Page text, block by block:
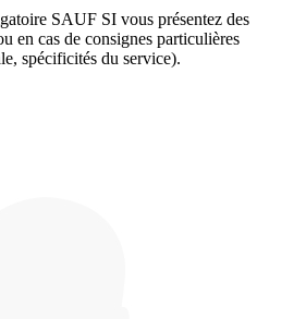
SAUF SI vous présentez des
en cas de consignes particulières
spécificités du service).